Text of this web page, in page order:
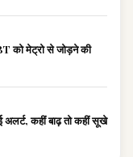
को मेट्रो से जोड़ने की
अलर्ट, कहीं बाढ़ तो कहीं सूखे